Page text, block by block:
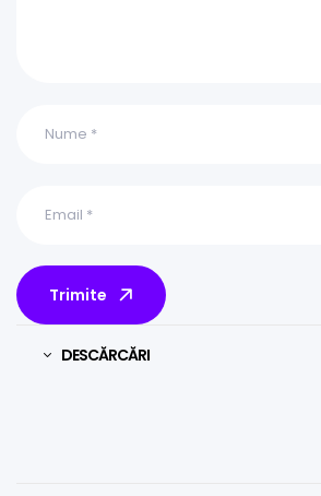
Trimite
DESCĂRCĂRI